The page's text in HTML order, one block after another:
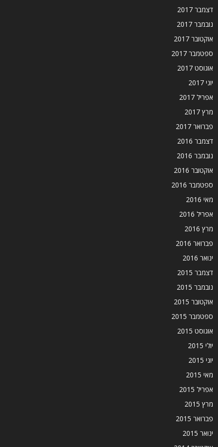
דצמבר 2017
נובמבר 2017
אוקטובר 2017
ספטמבר 2017
אוגוסט 2017
יוני 2017
אפריל 2017
מרץ 2017
פברואר 2017
דצמבר 2016
נובמבר 2016
אוקטובר 2016
ספטמבר 2016
מאי 2016
אפריל 2016
מרץ 2016
פברואר 2016
ינואר 2016
דצמבר 2015
נובמבר 2015
אוקטובר 2015
ספטמבר 2015
אוגוסט 2015
יולי 2015
יוני 2015
מאי 2015
אפריל 2015
מרץ 2015
פברואר 2015
ינואר 2015